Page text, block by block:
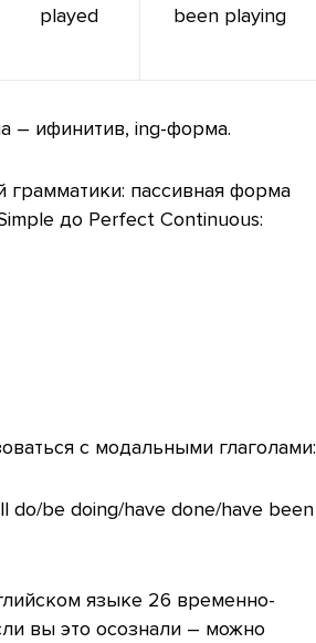
played
been playing
– ифинитив, ing-форма.
грамматики: пассивная форма
до Perfect Continuous:
с модальными глаголами:
do/be doing/have done/have been
языке 26 временно-
вы это осознали – можно